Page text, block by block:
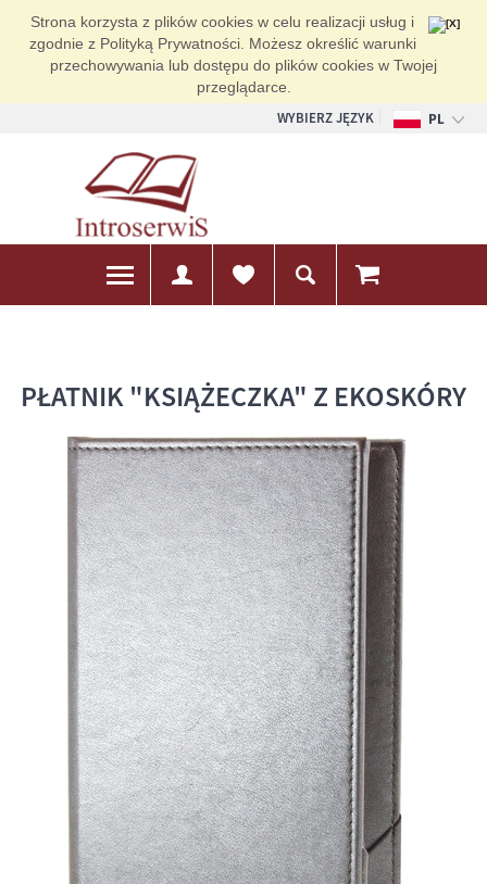
Strona korzysta z plików cookies w celu realizacji usług i
zgodnie z Polityką Prywatności. Możesz określić warunki
przechowywania lub dostępu do plików cookies w Twojej
przeglądarce.
WYBIERZ JĘZYK
PL
PŁATNIK "KSIĄŻECZKA" Z EKOSKÓRY